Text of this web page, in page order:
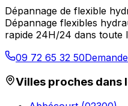
Dépannage de flexible
Dépannage flexibles
rapide 24H/24 dans toute
09 72 65 32 50
Villes proches dans